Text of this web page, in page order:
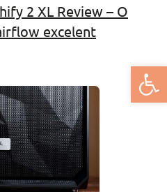
Deschide
2 XL Review – O
excelent